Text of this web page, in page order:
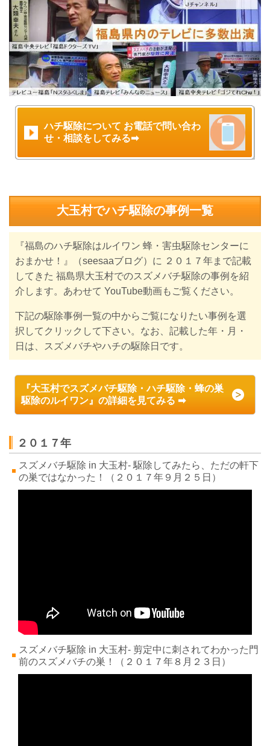
ハチ駆除について お電話で問い合わ
せ・相談をしてみる➡
大玉村でハチ駆除の事例一覧
『福島のハチ駆除はルイワン 蜂・害虫駆除センターに
おまかせ！』（seesaaブログ）に ２０１７年まで記載
してきた 福島県大玉村でのスズメバチ駆除の事例を紹
介します。 あわせて YouTube動画もご覧ください。
下記の駆除事例一覧の中からご覧になりたい事例を選
択してクリックして下さい。なお、記載した年・月・
日は、スズメバチやハチの駆除日です。
『大玉村でスズメバチ駆除・ハチ駆除・蜂の巣
駆除のルイワン』の詳細を見てみる ➡
２０１７年
スズメバチ駆除 in 大玉村- 駆除してみたら、ただの軒下
の巣ではなかった！
（２０１７年９ 月２５ 日）
スズメバチ駆除 in 大玉村- 剪定中に刺されてわかった門
前のスズメバチの巣！
（２０１７年８ 月２３ 日）